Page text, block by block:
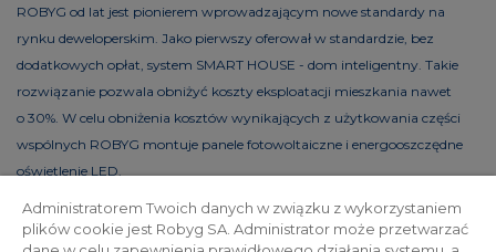
ROBYG od lat jest pionierem wprowadzającym nowe standardy na
rynku deweloperskim. Jako pierwszy oferował w standardzie, bez
dodatkowych opłat, system SMART HOUSE - dom inteligentny. Takie
rozwiązanie pozwala obniżyć koszty eksploatacji mieszkania nawet
o 30%. W celu obniżenia kosztów wynikających z użytkowania części
wspólnych ROBYG montuje panele fotowoltaiczne i energooszczędne
oświetlenie LED.
Administratorem Twoich danych w związku z wykorzystaniem
plików cookie jest Robyg SA. Administrator może przetwarzać